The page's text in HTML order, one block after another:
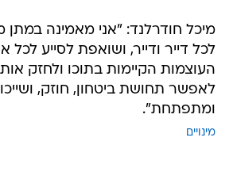
מיכל חודרלנד: "אני מאמינה במתן
לכל דייר ודייר, ושואפת לסייע
העוצמות הקיימות בתוכו ולחזק
לאפשר תחושת ביטחון, חוזק,
ומתפתחת".
מינויים